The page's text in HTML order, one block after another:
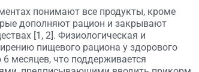
понимают все продукты, кроме
дополняют рацион и закрывают
[1, 2]. Физиологическая и
пищевого рациона у здорового
6 месяцев, что поддерживается